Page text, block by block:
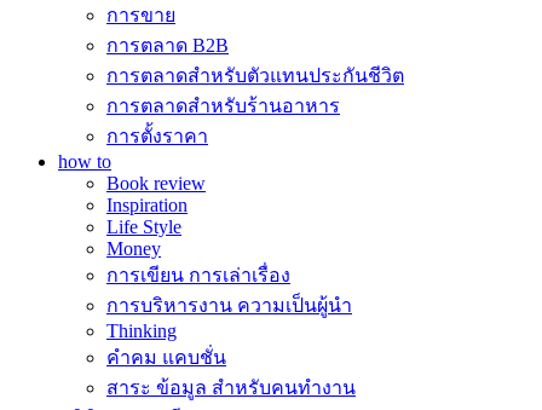
การขาย
การตลาด B2B
การตลาดสำหรับตัวแทนประกันชีวิต
การตลาดสำหรับร้านอาหาร
การตั้งราคา
how to
Book review
Inspiration
Life Style
Money
การเขียน การเล่าเรื่อง
การบริหารงาน ความเป็นผู้นำ
Thinking
คำคม แคบชั่น
สาระ ข้อมูล สำหรับคนทำงาน